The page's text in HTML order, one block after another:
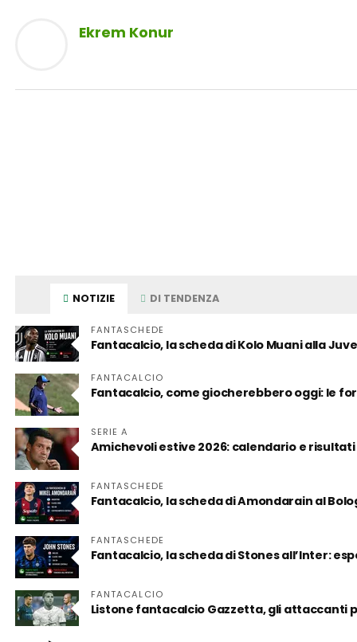
Ekrem Konur
NOTIZIE DI TENDENZA
FANTASCHEDE
Fantacalcio, la scheda di Kolo Muani alla
FANTACALCIO
Fantacalcio, come giocherebbero oggi: le
SERIE A
Amichevoli estive 2026: calendario e risultati
FANTASCHEDE
Fantacalcio, la scheda di Amondarain al
FANTASCHEDE
Fantacalcio, la scheda di Stones all’Inter:
FANTACALCIO
Listone fantacalcio Gazzetta, gli attaccanti